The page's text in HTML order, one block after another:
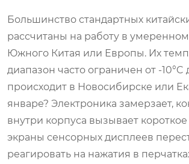
Большинство стандартных
рассчитаны на работу в
Южного Китая или Европы. Их
диапазон часто ограничен от -10°C
происходит в Новосибирске или
январе? Электроника замерзает,
внутри корпуса вызывает
экраны сенсорных дисплеев
реагировать на нажатия в